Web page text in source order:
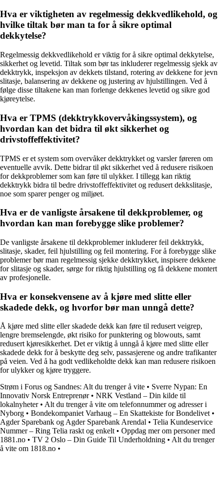
Hva er viktigheten av regelmessig dekkvedlikehold, og
hvilke tiltak bør man ta for å sikre optimal
dekkytelse?
Regelmessig dekkvedlikehold er viktig for å sikre optimal dekkytelse,
sikkerhet og levetid. Tiltak som bør tas inkluderer regelmessig sjekk av
dekktrykk, inspeksjon av dekkets tilstand, rotering av dekkene for jevn
slitasje, balansering av dekkene og justering av hjulstillingen. Ved å
følge disse tiltakene kan man forlenge dekkenes levetid og sikre god
kjøreytelse.
Hva er TPMS (dekktrykkovervåkingssystem), og
hvordan kan det bidra til økt sikkerhet og
drivstoffeffektivitet?
TPMS er et system som overvåker dekktrykket og varsler føreren om
eventuelle avvik. Dette bidrar til økt sikkerhet ved å redusere risikoen
for dekkproblemer som kan føre til ulykker. I tillegg kan riktig
dekktrykk bidra til bedre drivstoffeffektivitet og redusert dekkslitasje,
noe som sparer penger og miljøet.
Hva er de vanligste årsakene til dekkproblemer, og
hvordan kan man forebygge slike problemer?
De vanligste årsakene til dekkproblemer inkluderer feil dekktrykk,
slitasje, skader, feil hjulstilling og feil montering. For å forebygge slike
problemer bør man regelmessig sjekke dekktrykket, inspisere dekkene
for slitasje og skader, sørge for riktig hjulstilling og få dekkene montert
av profesjonelle.
Hva er konsekvensene av å kjøre med slitte eller
skadede dekk, og hvorfor bør man unngå dette?
Å kjøre med slitte eller skadede dekk kan føre til redusert veigrep,
lengre bremselengde, økt risiko for punktering og blowouts, samt
redusert kjøresikkerhet. Det er viktig å unngå å kjøre med slitte eller
skadede dekk for å beskytte deg selv, passasjerene og andre trafikanter
på veien. Ved å ha godt vedlikeholdte dekk kan man redusere risikoen
for ulykker og kjøre tryggere.
Strøm i Forus og Sandnes: Alt du trenger å vite • Sverre Nypan: En
Innovativ Norsk Entreprenør• NRK Vestland – Din kilde til
lokalnyheter• Alt du trenger å vite om telefonnummer og adresser i
Nyborg • Bondekompaniet Varhaug – En Skattekiste for Bondelivet•
Agder Sparebank og Agder Sparebank Arendal • Telia Kundeservice
Nummer – Ring Telia raskt og enkelt• Oppdag mer om personer med
1881.no • TV 2 Oslo – Din Guide Til Underholdning • Alt du trenger
å vite om 1818.no •